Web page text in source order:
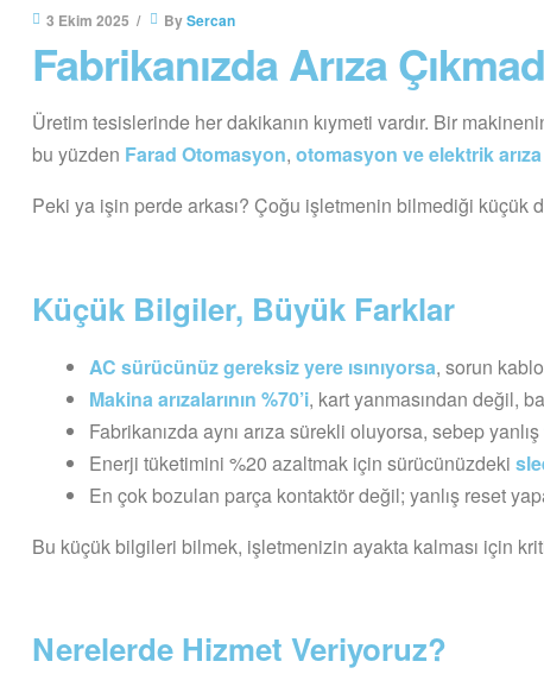
3 Ekim 2025 BySercan
Fabrikanızda Arıza
Üretim tesislerinde her dakikanın kıymeti vardır. Bir
bu yüzden Farad Otomasyon, otomasyon ve elektrik arıza
Peki ya işin perde arkası? Çoğu işletmenin bilmediği küçük
Küçük Bilgiler, Büyük Farklar
AC sürücünüz gereksiz yere ısınıyorsa, sorun
Makina arızalarının %70’i, kart yanmasından değil,
Fabrikanızda aynı arıza sürekli oluyorsa, sebep yanlış
Enerji tüketimini %20 azaltmak için sürücünüzdeki
En çok bozulan parça kontaktör değil; yanlış reset
Bu küçük bilgileri bilmek, işletmenizin ayakta kalması için
Nerelerde Hizmet Veriyoruz?